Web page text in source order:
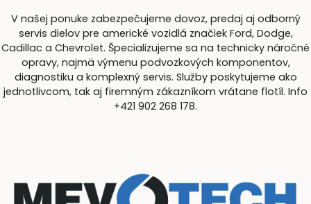
V našej ponuke zabezpečujeme dovoz, predaj aj odborný
servis dielov pre americké vozidlá značiek Ford, Dodge,
Cadillac a Chevrolet. Špecializujeme sa na technicky náročné
opravy, najmä výmenu podvozkových komponentov,
diagnostiku a komplexný servis. Služby poskytujeme ako
jednotlivcom, tak aj firemným zákazníkom vrátane flotíl. Info
+421 902 268 178.